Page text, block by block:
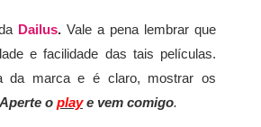
Dailus. Vale a pena lembrar que
e facilidade das tais películas.
da marca e é claro, mostrar os
Aperte o playe vem comigo.